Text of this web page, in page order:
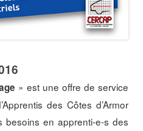
» est une offre de service
des Côtes d’Armor
besoins en apprenti-e-s des